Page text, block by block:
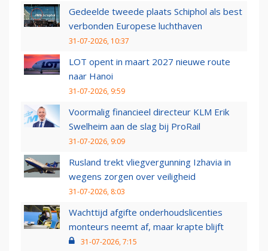
Gedeelde tweede plaats Schiphol als best
verbonden Europese luchthaven
31-07-2026, 10:37
LOT opent in maart 2027 nieuwe route
naar Hanoi
31-07-2026, 9:59
Voormalig financieel directeur KLM Erik
Swelheim aan de slag bij ProRail
31-07-2026, 9:09
Rusland trekt vliegvergunning Izhavia in
wegens zorgen over veiligheid
31-07-2026, 8:03
Wachttijd afgifte onderhoudslicenties
monteurs neemt af, maar krapte blijft
31-07-2026, 7:15